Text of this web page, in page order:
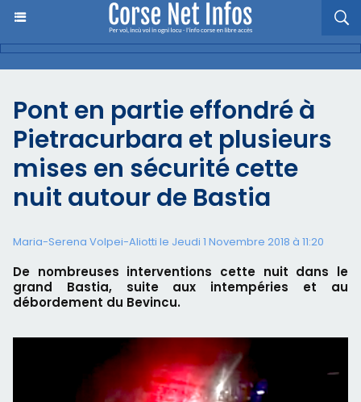
Pont en partie effondré à
Pietracurbara et plusieurs
mises en sécurité cette
nuit autour de Bastia
Maria-Serena Volpei-Aliotti le Jeudi 1 Novembre 2018 à 11:20
De nombreuses interventions cette nuit dans le
grand Bastia, suite aux intempéries et au
débordement du Bevincu.